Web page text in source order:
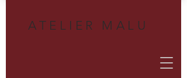
A TELIER MALU